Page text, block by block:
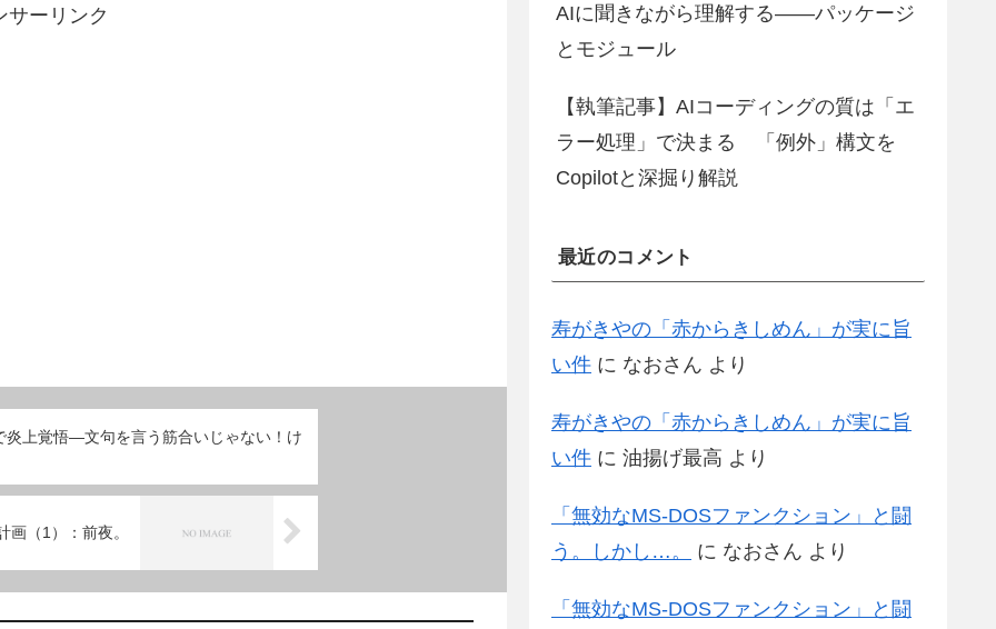
サーリンク
炎上覚悟―文句を言う筋合いじゃない！け
画（1）：前夜。
AIに聞きながら理解する――パッケージ
とモジュール
【執筆記事】AIコーディングの質は「エ
ラー処理」で決まる 「例外」構文を
Copilotと深掘り解説
最近のコメント
寿がきやの「赤からきしめん」が実に旨
い件 に なおさん より
寿がきやの「赤からきしめん」が実に旨
い件 に 油揚げ最高 より
「無効なMS-DOSファンクション」と闘
う。しかし…。
に なおさん より
「無効なMS-DOSファンクション」と闘